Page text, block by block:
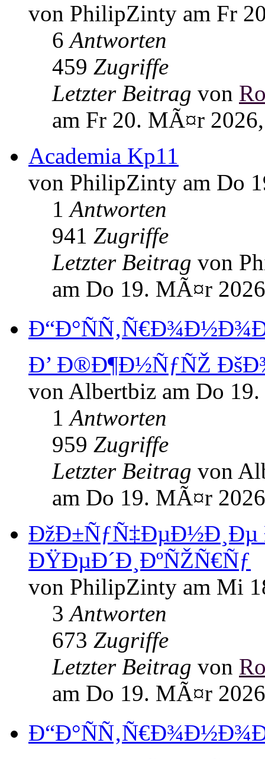
von PhilipZinty am Fr
6Antworten
459 Zugriffe
Letzter Beitrag von
am Fr 20. MÃ¤r
Academia Kp11
von PhilipZinty am Do
1Antworten
941 Zugriffe
Letzter Beitrag von
am Do 19. MÃ¤r
Ð’ Ð®Ð¶Ð½ÑƒÑŽ
von Albertbiz am Do
1Antworten
959 Zugriffe
Letzter Beitrag von
am Do 19. MÃ¤r
ÐžÐ±ÑƒÑ‡ÐµÐ½Ð¸Ðµ
ÐŸÐµÐ´Ð¸ÐºÑŽÑ€Ñƒ
von PhilipZinty am Mi
3Antworten
673 Zugriffe
Letzter Beitrag von
am Do 19. MÃ¤r